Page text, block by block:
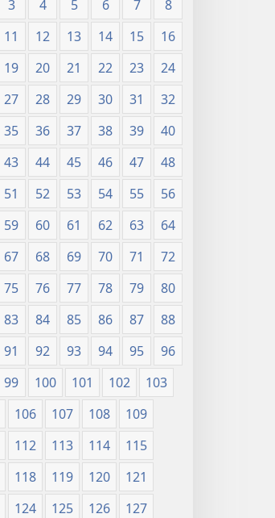
3 4 5 6 7
8
11 12 13 14 15
16
19 20 21 22 23
24
27 28 29 30 31
32
35 36 37 38 39
40
43 44 45 46 47
48
51 52 53 54 55
56
59 60 61 62 63
64
67 68 69 70 71
72
75 76 77 78 79
80
83 84 85 86 87
88
91 92 93 94 95
96
99 100 101 102
103
106 107 108
109
112 113 114
115
118 119 120
121
124 125 126
127